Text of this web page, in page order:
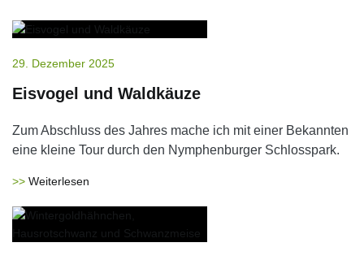
29. Dezember 2025
Eisvogel und Waldkäuze
Zum Abschluss des Jahres mache ich mit einer Bekannten
eine kleine Tour durch den Nymphenburger Schlosspark.
Weiterlesen